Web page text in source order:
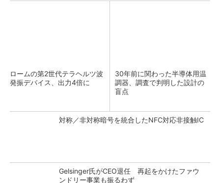
ロームの第2世代テラヘルツ波
発振デバイス、出力4倍に
30年前に関わった半導体用温
調器、調査で判明した設計の
盲点
対称／非対称暗号を統合したNFC対応非接触IC
Gelsinger氏がCEO退任 再起をかけたファウ
ンドリー事業も振るわず